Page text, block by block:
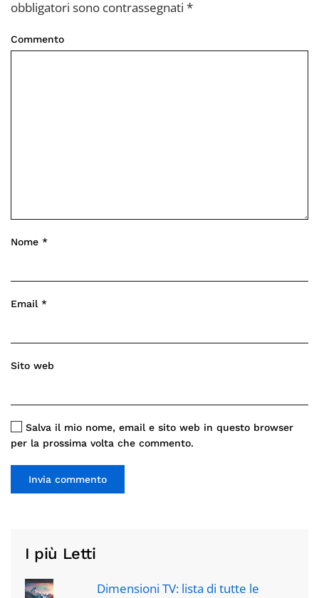
obbligatori sono contrassegnati *
Commento
Nome *
Email *
Sito web
Salva il mio nome, email e sito web in questo browser
per la prossima volta che commento.
Invia commento
I più Letti
Dimensioni TV: lista di tutte le